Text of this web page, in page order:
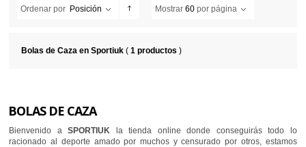
Ordenar por Posición Mostrar 60 por página
Bolas de Caza en Sportiuk (1 productos )
BOLAS DE CAZA
Bienvenido aSPORTIUK la tienda online donde conseguirás todo lo
racionado al deporte amado por muchos y censurado por otros, estamos